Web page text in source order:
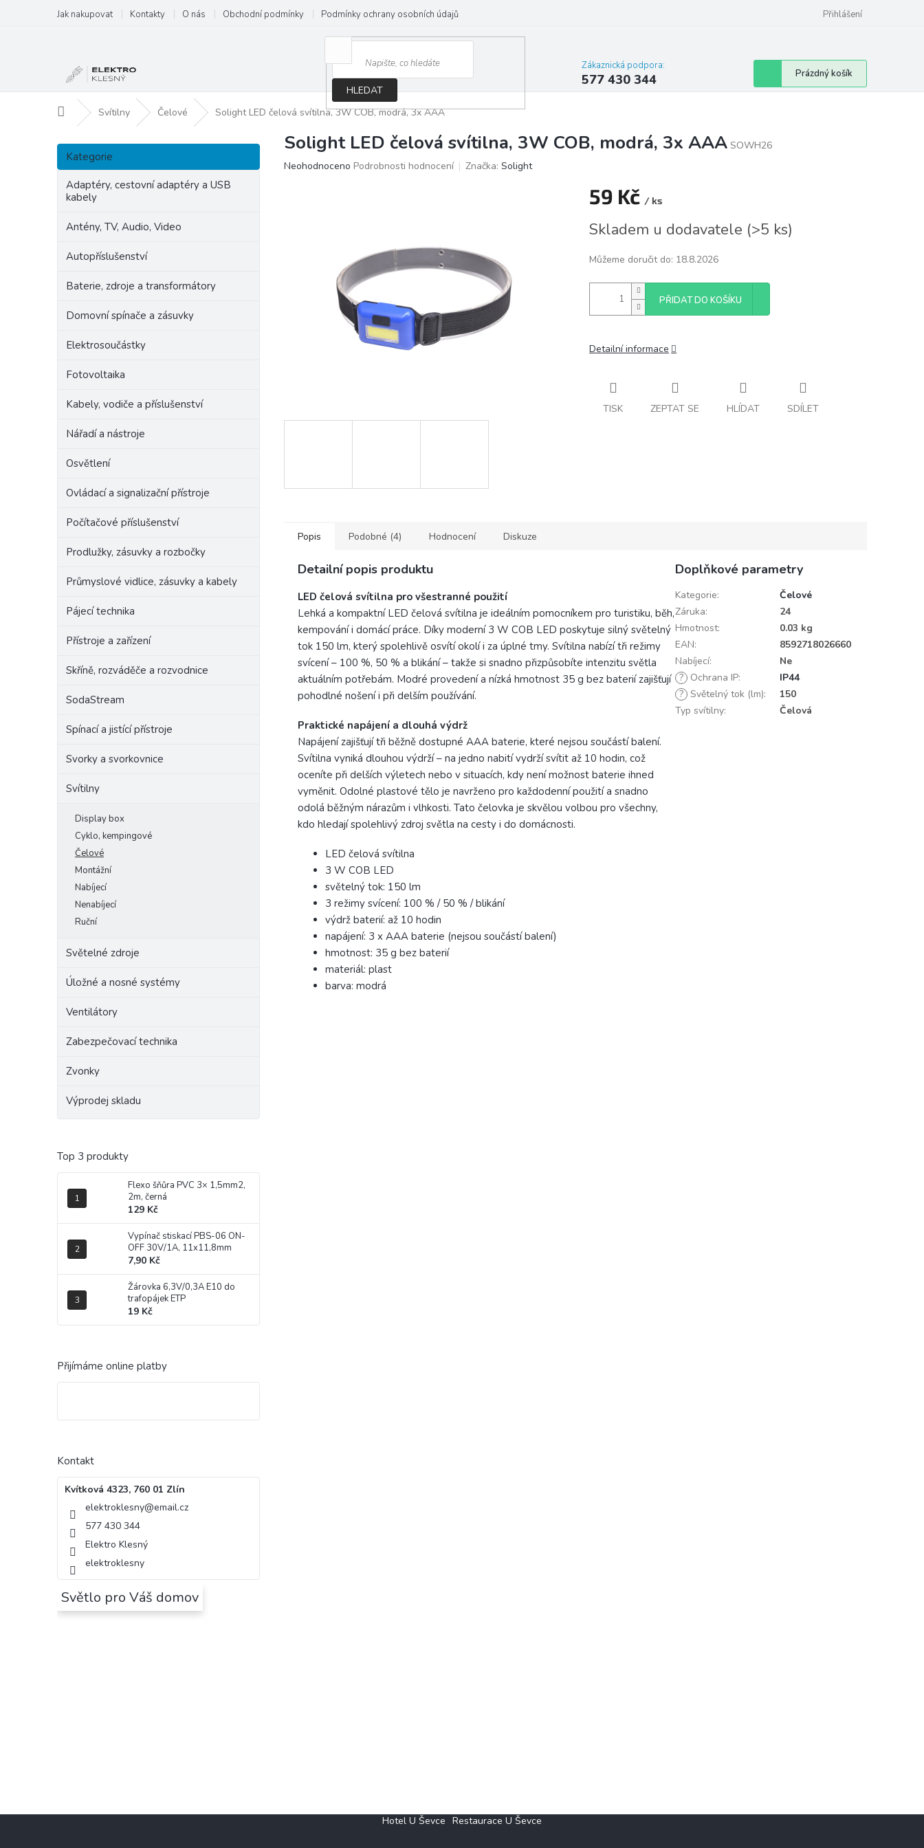
obsah
Jak nakupovat Kontakty O nás Obchodní podmínky Podmínky ochrany osobních údajů Přihlášení
HLEDAT
Zákaznická podpora:
577 430 344
Nákupní
košík
Prázdný košík
Domů Svítilny Čelové Solight LED čelová svítilna, 3W COB, modrá, 3x AAA
P
s
Přeskočit
kategorie
Kategorie
Adaptéry, cestovní adaptéry a USB
kabely
Antény, TV, Audio, Video
Autopříslušenství
Baterie, zdroje a transformátory
Domovní spínače a zásuvky
Elektrosoučástky
Fotovoltaika
Kabely, vodiče a příslušenství
Nářadí a nástroje
Osvětlení
Ovládací a signalizační přístroje
Počítačové příslušenství
Prodlužky, zásuvky a rozbočky
Průmyslové vidlice, zásuvky a kabely
Pájecí technika
Přístroje a zařízení
Skříně, rozváděče a rozvodnice
SodaStream
Spínací a jistící přístroje
Svorky a svorkovnice
Svítilny
Display box
Cyklo, kempingové
Čelové
Montážní
Nabíjecí
Nenabíjecí
Ruční
Světelné zdroje
Úložné a nosné systémy
Ventilátory
Zabezpečovací technika
Zvonky
Výprodej skladu
Top 3 produkty
Flexo šňůra PVC 3× 1,5mm2,
2m, černá
129 Kč
Vypínač stiskací PBS-06 ON-
OFF 30V/1A, 11x11,8mm
7,90 Kč
Žárovka 6,3V/0,3A E10 do
trafopájek ETP
19 Kč
Přijímáme online platby
Kontakt
Kvítková 4323, 760 01 Zlín
elektroklesny@email.cz
577 430 344
Elektro Klesný
elektroklesny
Světlo pro Váš domov
Solight LED čelová svítilna, 3W COB, modrá, 3x AAA SOWH26
Průměrné
Neohodnoceno Podrobnosti hodnocení Značka: Solight
59 Kč / ks
cena:
Skladem u dodavatele (>5 ks)
Můžeme doručit do: 18.8.2026
PŘIDAT DO KOŠÍKU
Detailní informace
TISK ZEPTAT SE HLÍDAT SDÍLET
Popis Podobné (4) Hodnocení Diskuze
Detailní popis produktu
LED čelová svítilna pro všestranné použití
Lehká a kompaktní LED čelová svítilna je ideálním pomocníkem pro turistiku, běh,
kempování i domácí práce. Díky moderní 3 W COB LED poskytuje silný světelný
tok 150 lm, který spolehlivě osvítí okolí i za úplné tmy. Svítilna nabízí tři režimy
svícení – 100 %, 50 % a blikání – takže si snadno přizpůsobíte intenzitu světla
aktuálním potřebám. Modré provedení a nízká hmotnost 35 g bez baterií zajišťují
pohodlné nošení i při delším používání.
Praktické napájení a dlouhá výdrž
Napájení zajišťují tři běžně dostupné AAA baterie, které nejsou součástí balení.
Svítilna vyniká dlouhou výdrží – na jedno nabití vydrží svítit až 10 hodin, což
oceníte při delších výletech nebo v situacích, kdy není možnost baterie ihned
vyměnit. Odolné plastové tělo je navrženo pro každodenní použití a snadno
odolá běžným nárazům i vlhkosti. Tato čelovka je skvělou volbou pro všechny,
kdo hledají spolehlivý zdroj světla na cesty i do domácnosti.
LED čelová svítilna
3 W COB LED
světelný tok: 150 lm
3 režimy svícení: 100 % / 50 % / blikání
výdrž baterií: až 10 hodin
napájení: 3 x AAA baterie (nejsou součástí balení)
hmotnost: 35 g bez baterií
materiál: plast
barva: modrá
Doplňkové parametry
Kategorie:
Čelové
Záruka:
24
Hmotnost:
0.03 kg
EAN:
8592718026660
Nabíjecí:
Ne
? Ochrana IP:
IP44
? Světelný tok (lm):
150
Typ svítilny: Čelová
Hotel U Ševce Restaurace U Ševce